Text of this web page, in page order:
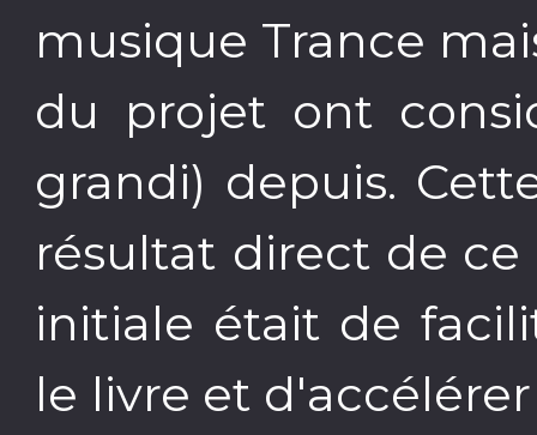
musique Trance
du projet ont
grandi) depuis.
résultat direct de
initiale était de
le livre et